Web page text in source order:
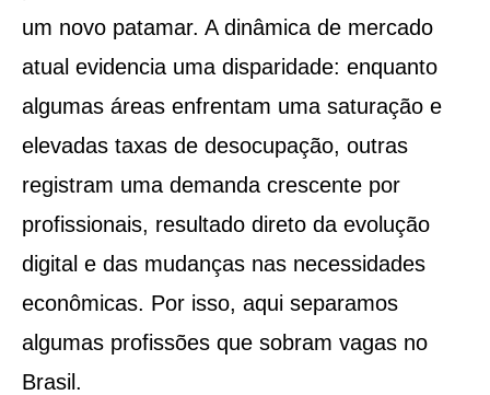
um novo patamar. A dinâmica de mercado
atual evidencia uma disparidade: enquanto
algumas áreas enfrentam uma saturação e
elevadas taxas de desocupação, outras
registram uma demanda crescente por
profissionais, resultado direto da evolução
digital e das mudanças nas necessidades
econômicas. Por isso, aqui separamos
algumas profissões que sobram vagas no
Brasil.